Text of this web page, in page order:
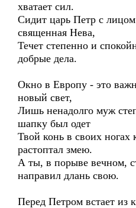
хватает сил.
Сидит царь Петр с
священная Нева,
Течет степенно и
добрые дела.
Окно в Европу - это
новый свет,
Лишь ненадолго муж
шапку был одет
Твой конь в своих
растоптал змею.
А ты, в порыве вечном,
направил длань свою.
Перед Петром встает из